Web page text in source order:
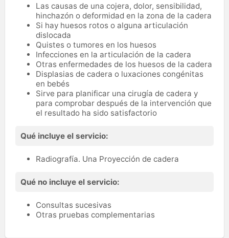
Las causas de una cojera, dolor, sensibilidad,
hinchazón o deformidad en la zona de la cadera
Si hay huesos rotos o alguna articulación
dislocada
Quistes o tumores en los huesos
Infecciones en la articulación de la cadera
Otras enfermedades de los huesos de la cadera
Displasias de cadera o luxaciones congénitas
en bebés
Sirve para planificar una cirugía de cadera y
para comprobar después de la intervención que
el resultado ha sido satisfactorio
Qué incluye el servicio:
Radiografía. Una Proyección de cadera
Qué no incluye el servicio:
Consultas sucesivas
Otras pruebas complementarias